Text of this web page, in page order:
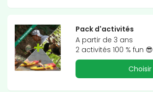
Pack d'activités
A partir de 3 ans
2 activités 100 % fun 😎
Choisir